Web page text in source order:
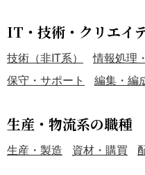
IT・技術・クリエイ
技術（非IT系）
情報処理
保守・サポート
編集・編
生産・物流系の職種
生産・製造 資材・購買